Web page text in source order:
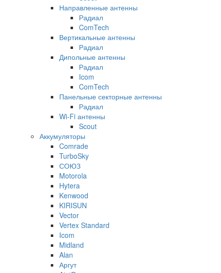
Направленные антенны
Радиал
ComTech
Вертикальные антенны
Радиал
Дипольные антенны
Радиал
Icom
ComTech
Панельные секторные антенны
Радиал
Wi-Fi антенны
Scout
Аккумуляторы
Comrade
TurboSky
СОЮЗ
Motorola
Hytera
Kenwood
KIRISUN
Vector
Vertex Standard
Icom
Midland
Alan
Аргут